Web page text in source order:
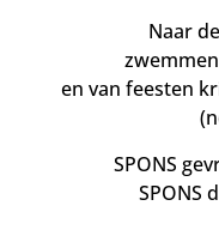
Naar
en van feesten
SPONS
SPONS